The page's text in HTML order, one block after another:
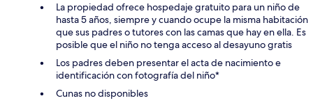
La propiedad ofrece hospedaje gratuito para un niño de
hasta 5 años, siempre y cuando ocupe la misma habitación
que sus padres o tutores con las camas que hay en ella. Es
posible que el niño no tenga acceso al desayuno gratis
Los padres deben presentar el acta de nacimiento e
identificación con fotografía del niño*
Cunas no disponibles